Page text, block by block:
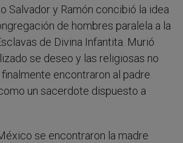
Salvador y Ramón concibió la idea
de hombres paralela a la
de Divina Infantita. Murió
se deseo y las religiosas no
encontraron al padre
un sacerdote dispuesto a
se encontraron la madre